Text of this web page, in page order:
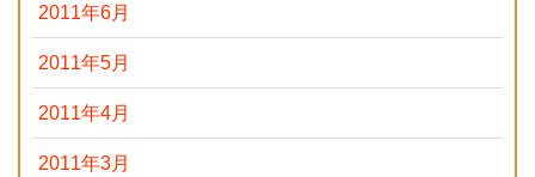
2011年6月
2011年5月
2011年4月
2011年3月